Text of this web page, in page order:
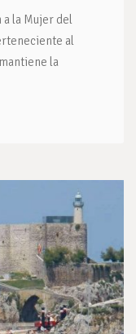
la Mujer del
al
la